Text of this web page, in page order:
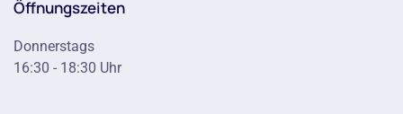
Öffnungszeiten
Donnerstags
16:30 - 18:30 Uhr